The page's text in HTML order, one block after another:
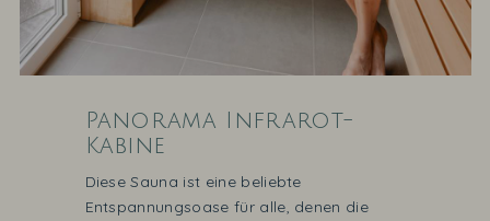
Panorama Infrarot-
Kabine
Diese Sauna ist eine beliebte
Entspannungsoase für alle, denen die